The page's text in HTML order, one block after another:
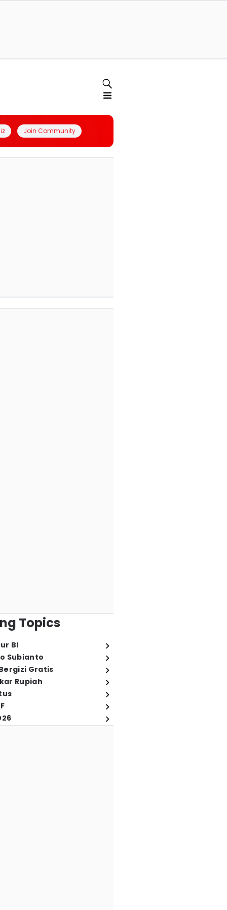
Join Community
Topics
BI
Subianto
Gratis
Rupiah